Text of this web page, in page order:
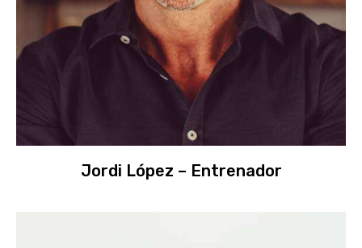
Jordi López – Entrenador